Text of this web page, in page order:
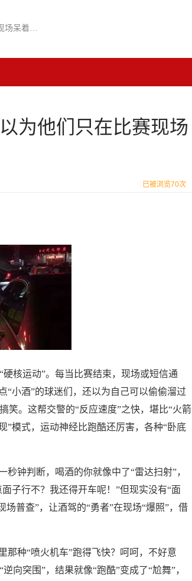
为他们只在比赛现场
已被浏览70次
核运动”。每当比赛结束，现场或短信通
“小酒”的球迷们，还以为自己可以偷偷溜过
笑。这帮交警的“反应速度”之快，堪比“火箭
”模式，运动神经比跑酷还厉害，各种“卧底
钟判断，喝酒的你就像中了“雷达扫射”，
子行不？我还得开车呢！”但现实没有“面
普查”，让酒驾的“勇者”在现场“爆照”，借
那种“喷火机车”跑得飞快？呵呵，不好意
向突围”，结果就像“跑酷”变成了“尬舞”，